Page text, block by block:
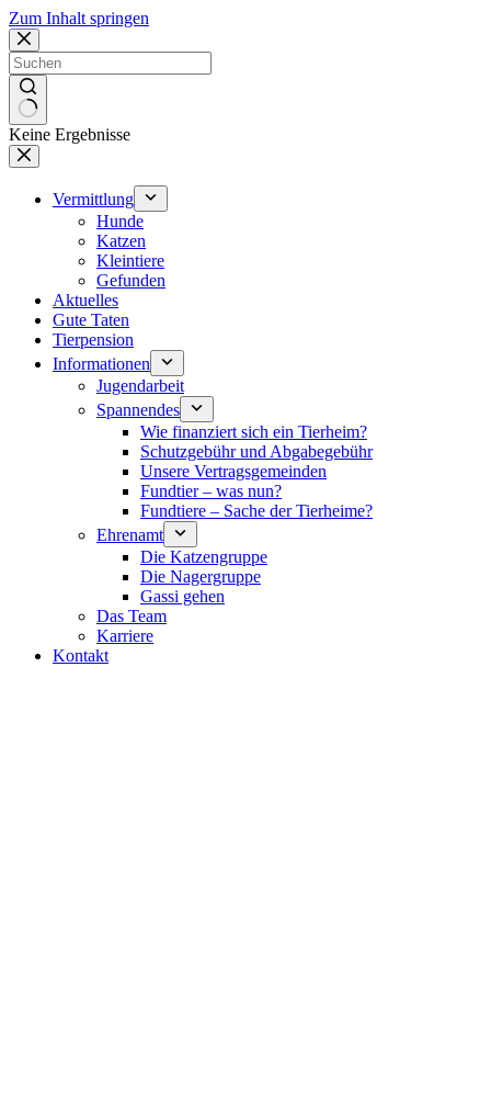
Zum Inhalt springen
Keine Ergebnisse
Vermittlung
Hunde
Katzen
Kleintiere
Gefunden
Aktuelles
Gute Taten
Tierpension
Informationen
Jugendarbeit
Spannendes
Wie finanziert sich ein Tierheim?
Schutzgebühr und Abgabegebühr
Unsere Vertragsgemeinden
Fundtier – was nun?
Fundtiere – Sache der Tierheime?
Ehrenamt
Die Katzengruppe
Die Nagergruppe
Gassi gehen
Das Team
Karriere
Kontakt